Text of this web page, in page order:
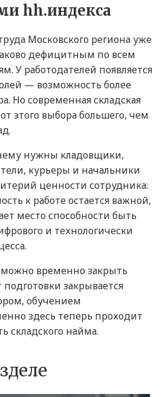
hh.индекса
Московского региона уже
дефицитным по всем
У работодателей появляется
— возможность более
Но современная складская
этого выбора большего, чем
нужны кладовщики,
курьеры и начальники
ценности сотрудника:
к работе остается важной,
место способности быть
и технологически
временно закрыть
закрывается
обучением
здесь теперь проходит
складского найма.